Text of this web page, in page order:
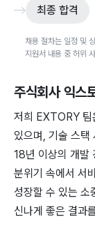
최종 합격
채용 절차는 일정 및
지원서 내용 중 허위
주식회사 익스
저희 EXTORY 팀
있으며, 기술 스택
18년 이상의 개발
분위기 속에서 서
성장할 수 있는 소
신나게 좋은 결과